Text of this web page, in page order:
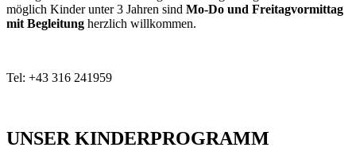
möglich Kinder unter 3 Jahren sind Mo-Do und Freitagvormittag
mit Begleitung herzlich willkommen.
Tel: +43 316 241959
UNSER KINDERPROGRAMM